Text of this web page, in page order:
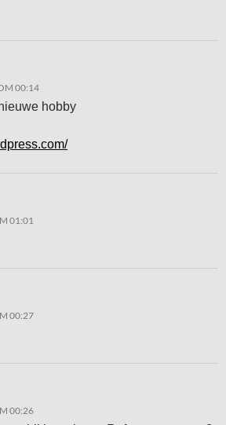
00:14
hobby
01:01
00:27
00:26